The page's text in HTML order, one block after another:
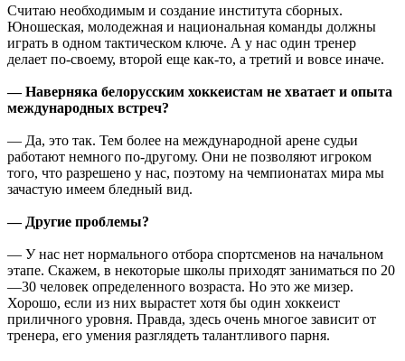
Считаю необходимым и создание института сборных.
Юношеская, молодежная и национальная команды должны
играть в одном тактическом ключе. А у нас один тренер
делает по-своему, второй еще как-то, а третий и вовсе иначе.
— Наверняка белорусским хоккеистам не хватает и опыта
международных встреч?
— Да, это так. Тем более на международной арене судьи
работают немного по-другому. Они не позволяют игроком
того, что разрешено у нас, поэтому на чемпионатах мира мы
зачастую имеем бледный вид.
— Другие проблемы?
— У нас нет нормального отбора спортсменов на начальном
этапе. Скажем, в некоторые школы приходят заниматься по 20
—30 человек определенного возраста. Но это же мизер.
Хорошо, если из них вырастет хотя бы один хоккеист
приличного уровня. Правда, здесь очень многое зависит от
тренера, его умения разглядеть талантливого парня.